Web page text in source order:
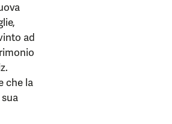
ad
che la